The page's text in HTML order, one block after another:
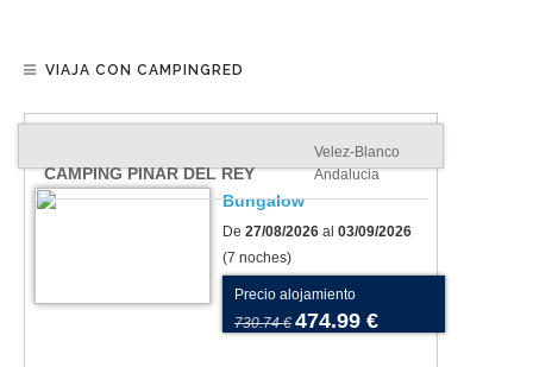
VIAJA CON CAMPINGRED
CAMPING PINAR DEL REY
Velez-Blanco
Andalucia
Bungalow
De 27/08/2026 al 03/09/2026
(7 noches)
Precio alojamiento
730.74 € 474.99 €